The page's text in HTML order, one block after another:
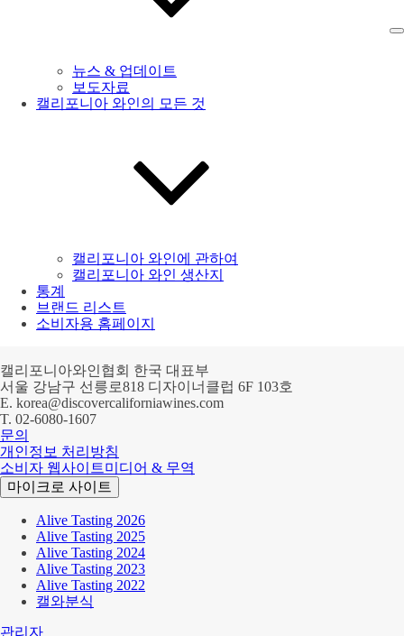
뉴스 & 업데이트
보도자료
캘리포니아 와인의 모든 것
캘리포니아 와인에 관하여
캘리포니아 와인 생산지
통계
브랜드 리스트
소비자용 홈페이지
캘리포니아와인협회 한국 대표부
서울 강남구 선릉로818 디자이너클럽 6F 103호
E. korea@discovercaliforniawines.com
T. 02-6080-1607
문의
개인정보 처리방침
소비자 웹사이트미디어 & 무역
마이크로 사이트
Alive Tasting 2026
Alive Tasting 2025
Alive Tasting 2024
Alive Tasting 2023
Alive Tasting 2022
캘와분식
관리자